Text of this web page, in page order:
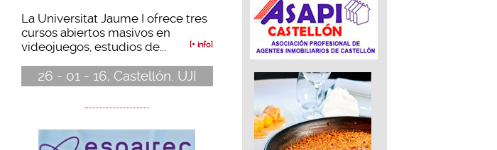
La Universitat Jaume I ofrece tres
cursos abiertos masivos en
videojuegos, estudios de...
[+ info]
26 - 01 - 16, Castellón. UJI